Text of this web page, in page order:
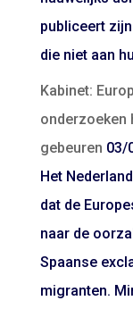
publiceert
die niet aan
Kabinet:
onderzoeken
gebeuren 03/
Het
dat de
naar de
Spaanse
migranten.